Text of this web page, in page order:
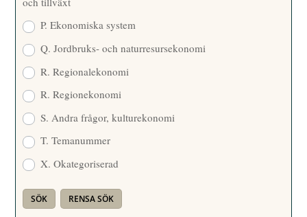
P. Ekonomiska system
Q. Jordbruks- och naturresursekonomi
R. Regionalekonomi
R. Regionekonomi
S. Andra frågor, kulturekonomi
T. Temanummer
X. Okategoriserad